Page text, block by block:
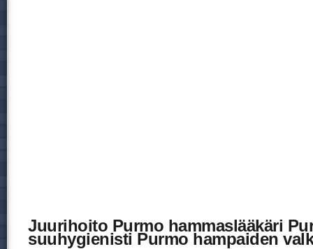
Juurihoito Purmo hammaslääkäri
suuhygienisti Purmo hampaiden